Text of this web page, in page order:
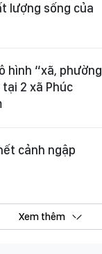
lượng sống của
hình “xã, phường
2 xã Phúc
cảnh ngập
Xem thêm